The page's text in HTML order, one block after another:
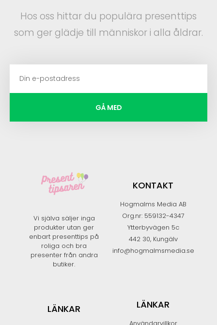
Hos oss hittar du populära presenttips
som ger glädje till människor i alla åldrar.
GÅ MED
Vi själva säljer inga
produkter utan ger
enbart presenttips på
roliga och bra
presenter från andra
butiker.​
KONTAKT
Hogmalms Media AB
Org.nr: 559132-4347
Ytterbyvägen 5c
442 30, Kungälv
info@hogmalmsmedia.se
LÄNKAR LÄNKAR
Användarvillkor